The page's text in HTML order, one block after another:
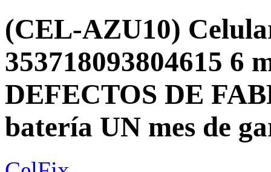
(CEL-AZU10)
353718093804615 6
DEFECTOS DE
batería UN mes de